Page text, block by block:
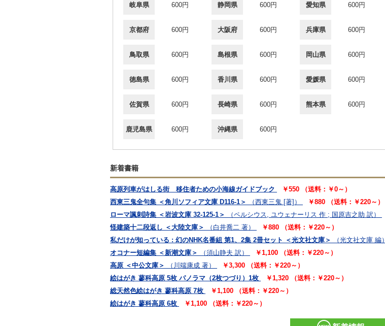
岐阜県 600円 静岡県 600円 愛知県 600円
京都府 600円 大阪府 600円 兵庫県 600円
鳥取県 600円 島根県 600円 岡山県 600円
徳島県 600円 香川県 600円 愛媛県 600円
佐賀県 600円 長崎県 600円 熊本県 600円
鹿児島県 600円 沖縄県 600円
新着書籍
高原列車がはしる街 移住者ための小海線ガイドブック
￥550 （送料：￥0～）
西東三鬼全句集 ＜角川ソフィア文庫 D116-1＞
（西東三鬼 [著]）
￥880 （送料：￥220～）
ローマ諷刺詩集 ＜岩波文庫 32-125-1＞
（ペルシウス, ユウェナーリス 作 ; 国原吉之助 訳）
怪建築十二段返し ＜大陸文庫＞
（白井喬二 著）
￥880 （送料：￥220～）
私だけが知っている : 幻のNHK名番組 第1、2集 2冊セット ＜光文社文庫＞
（光文社文庫 編）
オコナー短編集 ＜新潮文庫＞
（須山静夫 訳）
￥1,100 （送料：￥220～）
高原 ＜中公文庫＞
（川端康成 著）
￥3,300 （送料：￥220～）
絵はがき 蓼科高原 5枚 パノラマ（2枚つづり）1枚
￥1,320 （送料：￥220～）
総天然色絵はがき 蓼科高原 7枚
￥1,100 （送料：￥220～）
絵はがき 蓼科高原 6枚
￥1,100 （送料：￥220～）